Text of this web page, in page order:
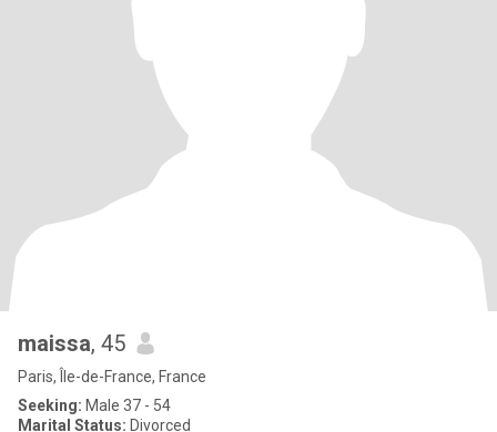
maissa, 45
Paris, Île-de-France, France
Seeking: Male 37 - 54
Marital Status: Divorced